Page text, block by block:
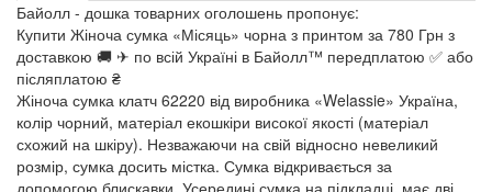
Байолл - дошка товарних оголошень пропонує:
Купити Жіноча сумка «Місяць» чорна з принтом за 780 Грн з
доставкою 🚚 ✈ по всій Україні в Байолл™ передплатою ✅ або
післяплатою ₴
Жіноча сумка клатч 62220 від виробника «Welassie» Україна,
колір чорний, матеріал екошкіри високої якості (матеріал
схожий на шкіру). Незважаючи на свій відносно невеликий
розмір, сумка досить містка. Сумка відкривається за